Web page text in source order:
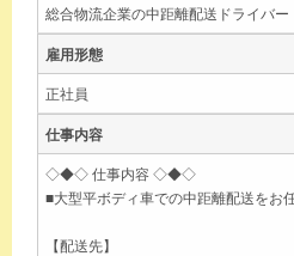
総合物流企業の中距離配送ドライバー
雇用形態
正社員
仕事内容
◇◆◇ 仕事内容 ◇◆◇
■大型平ボディ車での中距離配送をお
【配送先】